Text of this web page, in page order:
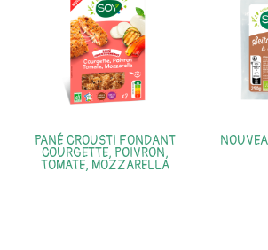
PANÉ CROUSTI FONDANT
COURGETTE, POIVRON,
TOMATE, MOZZARELLA